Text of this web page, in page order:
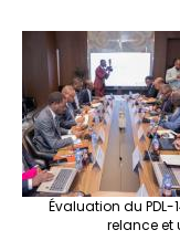
Évaluation du
relance et